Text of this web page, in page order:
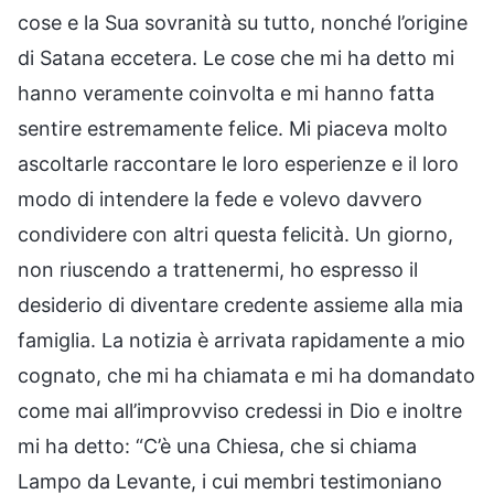
cose e la Sua sovranità su tutto, nonché l’origine
di Satana eccetera. Le cose che mi ha detto mi
hanno veramente coinvolta e mi hanno fatta
sentire estremamente felice. Mi piaceva molto
ascoltarle raccontare le loro esperienze e il loro
modo di intendere la fede e volevo davvero
condividere con altri questa felicità. Un giorno,
non riuscendo a trattenermi, ho espresso il
desiderio di diventare credente assieme alla mia
famiglia. La notizia è arrivata rapidamente a mio
cognato, che mi ha chiamata e mi ha domandato
come mai all’improvviso credessi in Dio e inoltre
mi ha detto: “C’è una Chiesa, che si chiama
Lampo da Levante, i cui membri testimoniano